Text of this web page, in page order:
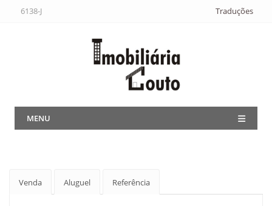
6138-J Traduções
MENU
Venda Aluguel Referência